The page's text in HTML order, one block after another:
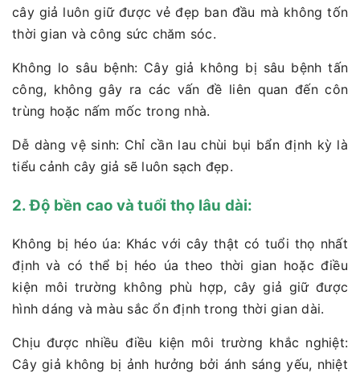
cây giả luôn giữ được vẻ đẹp ban đầu mà không tốn
thời gian và công sức chăm sóc.
Không lo sâu bệnh: Cây giả không bị sâu bệnh tấn
công, không gây ra các vấn đề liên quan đến côn
trùng hoặc nấm mốc trong nhà.
Dễ dàng vệ sinh: Chỉ cần lau chùi bụi bẩn định kỳ là
tiểu cảnh cây giả sẽ luôn sạch đẹp.
2. Độ bền cao và tuổi thọ lâu dài:
Không bị héo úa: Khác với cây thật có tuổi thọ nhất
định và có thể bị héo úa theo thời gian hoặc điều
kiện môi trường không phù hợp, cây giả giữ được
hình dáng và màu sắc ổn định trong thời gian dài.
Chịu được nhiều điều kiện môi trường khắc nghiệt:
Cây giả không bị ảnh hưởng bởi ánh sáng yếu, nhiệt